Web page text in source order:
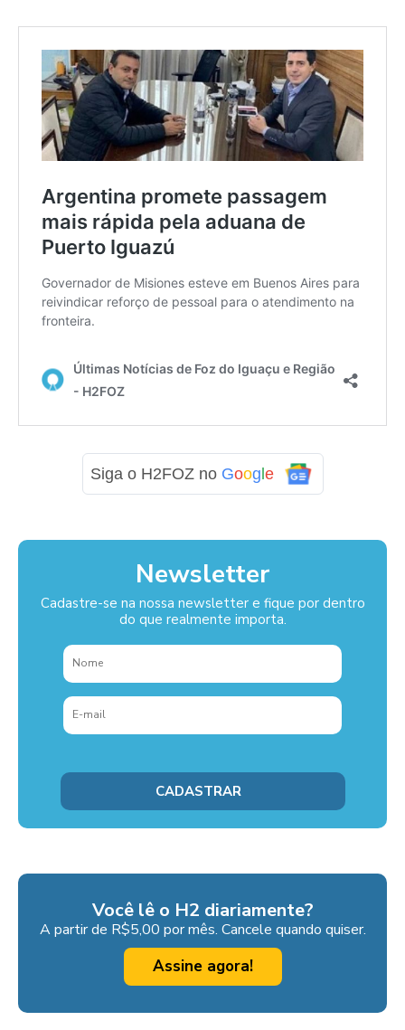
Siga o H2FOZ no Goog e
Newsletter
Cadastre-se na nossa newsletter e fique por dentro
do que realmente importa.
Você lê o H2 diariamente?
A partir de R$5,00 por mês. Cancele quando quiser.
Assine agora!